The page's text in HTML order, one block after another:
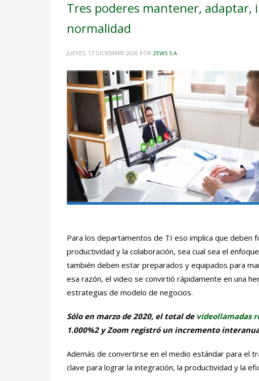
Tres poderes mantener, adaptar,
normalidad
JUEVES, 17 DICIEMBRE 2020 POR ZEWS S.A
Para los departamentos de TI eso implica que deben
productividad y la colaboración, sea cual sea el
también deben estar preparados y equipados para
esa razón, el video se convirtió rápidamente en una
estrategias de modelo de negocios.
Sólo en marzo de 2020, el total de videollamadas
1.000%2 y Zoom registró un incremento
Además de convertirse en el medio estándar para el
clave para lograr la integración, la productividad y la